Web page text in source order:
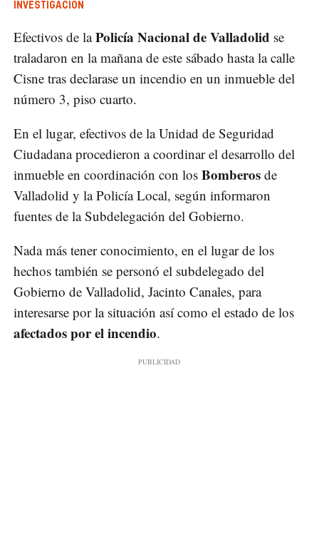
INVESTIGACIÓN
Efectivos de laPolicía Nacional de Valladolid se
traladaron en la mañana de este sábado hasta la calle
Cisne tras declarase un incendio en un inmueble del
número 3, piso cuarto.
En el lugar, efectivos de la Unidad de Seguridad
Ciudadana procedieron a coordinar el desarrollo del
inmueble en coordinación con los Bomberos de
Valladolid y la Policía Local, según informaron
fuentes de la Subdelegación del Gobierno.
Nada más tener conocimiento, en el lugar de los
hechos también se personó el subdelegado del
Gobierno de Valladolid, Jacinto Canales, para
interesarse por la situación así como el estado de los
afectados por el incendio.